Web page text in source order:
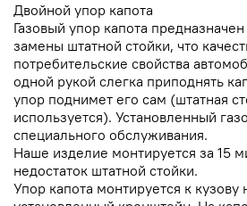
Двойной упор капота
Газовый упор капота
замены штатной стойки, что
потребительские свойства
одной рукой слегка приподнять
упор поднимет его сам (штатная
используется). Установленный
специального обслуживания.
Наше изделие монтируется за 15
недостаток штатной стойки.
Упор капота монтируется к кузову